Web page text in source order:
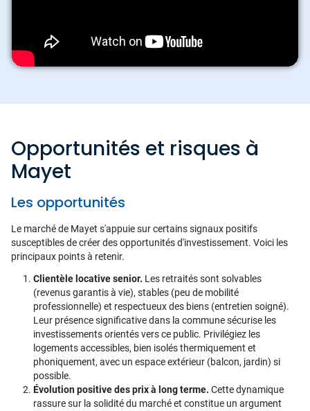
Opportunités et risques à
Mayet
Les opportunités
Le marché de Mayet s'appuie sur certains signaux positifs
susceptibles de créer des opportunités d'investissement. Voici les
principaux points à retenir.
Clientèle locative senior. Les retraités sont solvables
(revenus garantis à vie), stables (peu de mobilité
professionnelle) et respectueux des biens (entretien soigné).
Leur présence significative dans la commune sécurise les
investissements orientés vers ce public. Privilégiez les
logements accessibles, bien isolés thermiquement et
phoniquement, avec un espace extérieur (balcon, jardin) si
possible.
Évolution positive des prix à long terme. Cette dynamique
rassure sur la solidité du marché et constitue un argument